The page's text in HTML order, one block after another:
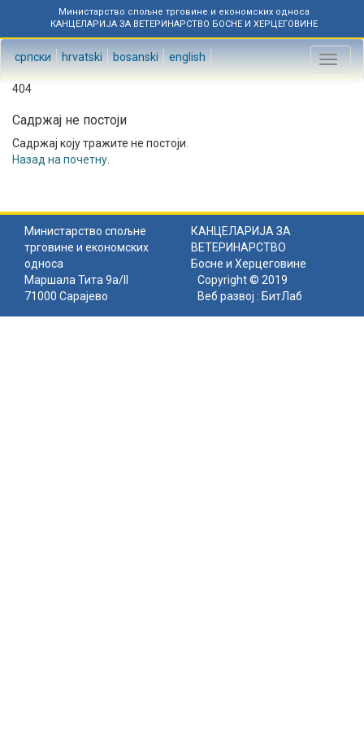
Министарство спољне трговине и економских односа
КАНЦЕЛАРИЈА ЗА ВЕТЕРИНАРСТВО БОСНЕ И ХЕРЦЕГОВИНЕ
српски hrvatski bosanski english
Toggle
404
Садржај не постоји
Садржај коју тражите не постоји.
Назад на почетну
Министарство спољне
трговине и економских
односа
КАНЦЕЛАРИЈА ЗА
ВЕТЕРИНАРСТВО
Босне и Херцеговине
Маршала Тита 9а/II
71000 Сарајево
Copyright © 2019
Веб развој : БитЛаб